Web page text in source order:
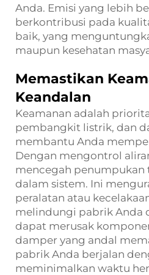
Anda. Emisi yang lebih
berkontribusi pada
baik, yang
maupun kesehatan
Memastikan
Keandalan
Keamanan adalah
pembangkit listrik, dan
membantu Anda
Dengan mengontrol
mencegah penumpukan
dalam sistem. Ini
peralatan atau
melindungi pabrik Anda
dapat merusak
damper yang andal
pabrik Anda berjalan
meminimalkan waktu